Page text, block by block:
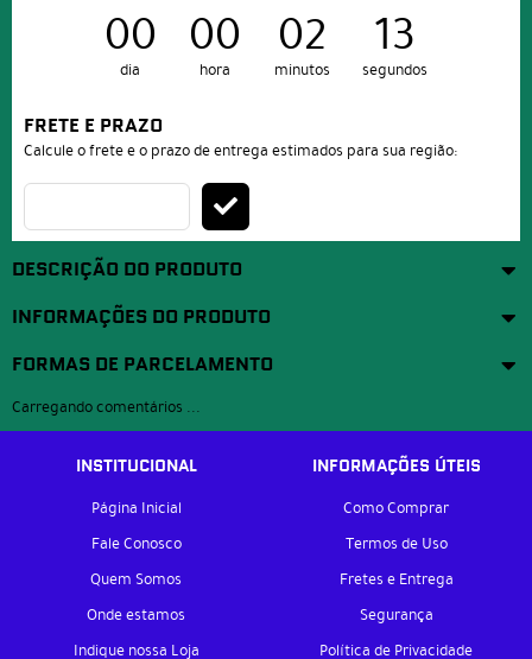
00
dia
00
hora
02
minutos
13
segundos
FRETE E PRAZO
Calcule o frete e o prazo de entrega estimados para sua região:
DESCRIÇÃO DO PRODUTO
INFORMAÇÕES DO PRODUTO
FORMAS DE PARCELAMENTO
Carregando comentários ...
INSTITUCIONAL
Página Inicial
Fale Conosco
Quem Somos
Onde estamos
Indique nossa Loja
INFORMAÇÕES ÚTEIS
Como Comprar
Termos de Uso
Fretes e Entrega
Segurança
Política de Privacidade